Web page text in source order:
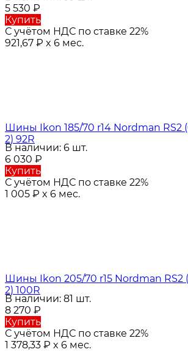
5 530 ₽
Купить
С учётом НДС по ставке 22%
921,67 ₽ x 6 мес.
Шины Ikon 185/70 r14 Nordman RS2
2) 92R
В наличии: 6 шт.
6 030 ₽
Купить
С учётом НДС по ставке 22%
1 005 ₽ x 6 мес.
Шины Ikon 205/70 r15 Nordman RS2
2) 100R
В наличии: 81 шт.
8 270 ₽
Купить
С учётом НДС по ставке 22%
1 378,33 ₽ x 6 мес.